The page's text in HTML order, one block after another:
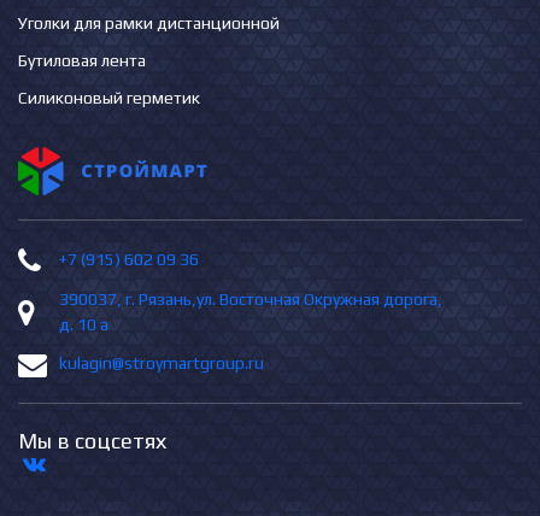
Уголки для рамки дистанционной
Бутиловая лента
Силиконовый герметик
+7 (915) 602 09 36
390037, г. Рязань,ул. Восточная Окружная дорога,
д. 10 а
kulagin@stroymartgroup.ru
Мы в соцсетях